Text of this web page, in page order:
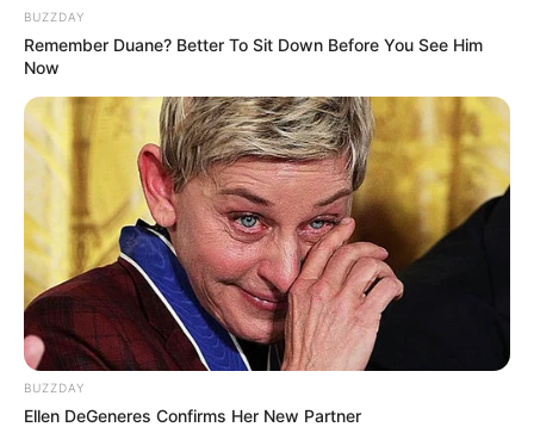
BUZZDAY
Remember Duane? Better To Sit Down Before You See Him
Now
BUZZDAY
Ellen DeGeneres Confirms Her New Partner